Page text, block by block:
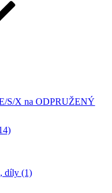
S/X na ODPRUŽENÝ
díly (1)